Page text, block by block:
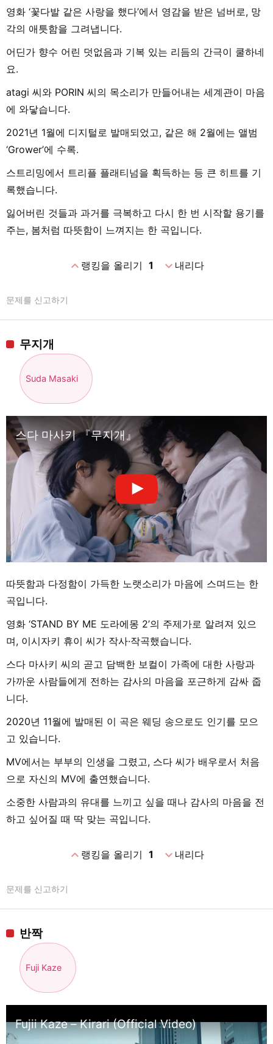
영화 ‘꽃다발 같은 사랑을 했다’에서 영감을 받은 넘버로, 망
각의 애틋함을 그려냅니다.
어딘가 향수 어린 덧없음과 기복 있는 리듬의 간극이 쿨하네
요.
atagi 씨와 PORIN 씨의 목소리가 만들어내는 세계관이 마음
에 와닿습니다.
2021년 1월에 디지털로 발매되었고, 같은 해 2월에는 앨범
‘Grower’에 수록.
스트리밍에서 트리플 플래티넘을 획득하는 등 큰 히트를 기
록했습니다.
잃어버린 것들과 과거를 극복하고 다시 한 번 시작할 용기를
주는, 봄처럼 따뜻함이 느껴지는 한 곡입니다.
expand_less랭킹을 올리기 1 expand_more내리다
문제를 신고하기
무지개
Suda Masaki
스다 마사키 『무지개』
따뜻함과 다정함이 가득한 노랫소리가 마음에 스며드는 한
곡입니다.
영화 ‘STAND BY ME 도라에몽 2’의 주제가로 알려져 있으
며, 이시자키 휴이 씨가 작사·작곡했습니다.
스다 마사키 씨의 곧고 담백한 보컬이 가족에 대한 사랑과
가까운 사람들에게 전하는 감사의 마음을 포근하게 감싸 줍
니다.
2020년 11월에 발매된 이 곡은 웨딩 송으로도 인기를 모으
고 있습니다.
MV에서는 부부의 인생을 그렸고, 스다 씨가 배우로서 처음
으로 자신의 MV에 출연했습니다.
소중한 사람과의 유대를 느끼고 싶을 때나 감사의 마음을 전
하고 싶어질 때 딱 맞는 곡입니다.
expand_less랭킹을 올리기 1 expand_more내리다
문제를 신고하기
반짝
Fuji Kaze
Fujii Kaze – Kirari (Official Video)